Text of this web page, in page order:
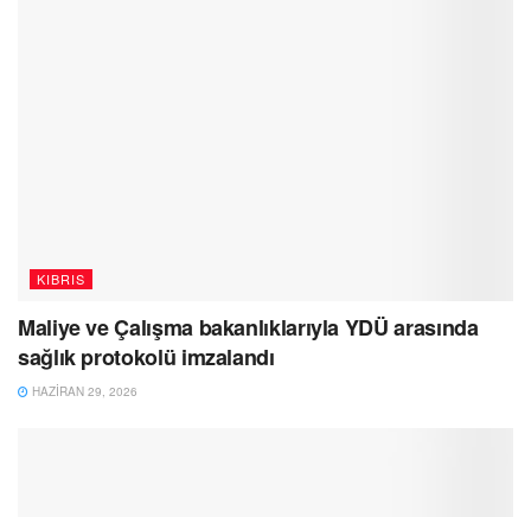
KIBRIS
Maliye ve Çalışma bakanlıklarıyla YDÜ arasında
sağlık protokolü imzalandı
HAZIRAN 29, 2026